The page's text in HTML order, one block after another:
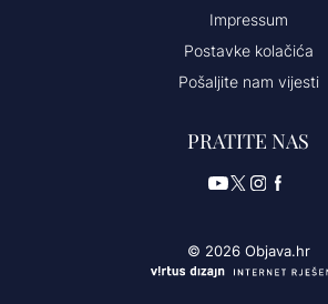
Impressum
Postavke kolačića
Pošaljite nam vijesti
PRATITE NAS
© 2026 Objava.hr